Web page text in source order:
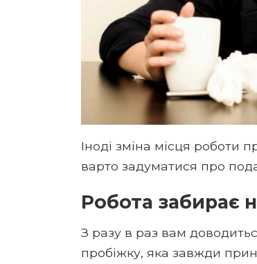
Іноді зміна місця роботи
варто задуматися про
Робота забирає
З разу в раз вам
пробіжку, яка завжди